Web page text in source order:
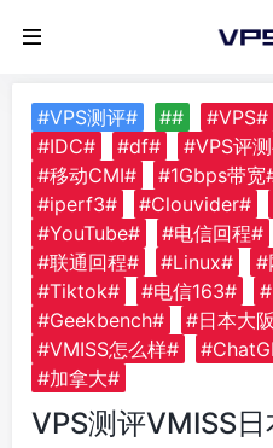
#VPS测评# ## #VPS#
#IDC#
#df# #VPS评
#移动CMI#
#1Gbps带宽
#iperf3#
#Clouvider#
#YouTube#
#电信回程#
#联通回程#
#Linux# #
#Tiktok#
#电信163#
#Geekbench#
#日本大
#VMISS怎么样#
#加拿大#
VPS测评VMISS